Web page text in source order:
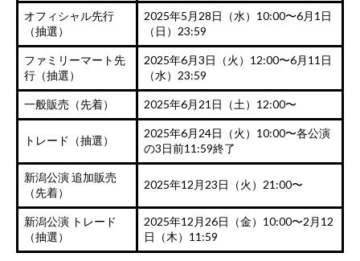
オフィシャル先行
（抽選）
2025年5月28日（水）10:00〜6月1日
（日）23:59
ファミリーマート先
行（抽選）
2025年6月3日（火）12:00〜6月11日
（水）23:59
一般販売（先着） 2025年6月21日（土）12:00〜
トレード（抽選）
2025年6月24日（火）10:00〜各公演
の3日前11:59終了
新潟公演 追加販売
（先着）
2025年12月23日（火）21:00〜
新潟公演 トレード
（抽選）
2025年12月26日（金）10:00〜2月12
日（木）11:59